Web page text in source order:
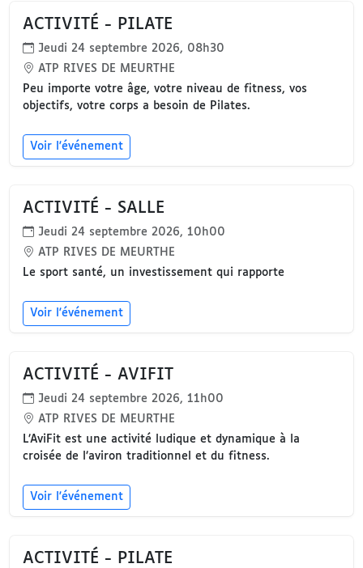
ACTIVITÉ - PILATE
Jeudi 24 septembre 2026, 08h30
ATP RIVES DE MEURTHE
Peu importe votre âge, votre niveau de fitness, vos
objectifs, votre corps a besoin de Pilates.
Voir l'événement
ACTIVITÉ - SALLE
Jeudi 24 septembre 2026, 10h00
ATP RIVES DE MEURTHE
Le sport santé, un investissement qui rapporte
Voir l'événement
ACTIVITÉ - AVIFIT
Jeudi 24 septembre 2026, 11h00
ATP RIVES DE MEURTHE
L’AviFit est une activité ludique et dynamique à la
croisée de l’aviron traditionnel et du fitness.
Voir l'événement
ACTIVITÉ - PILATE